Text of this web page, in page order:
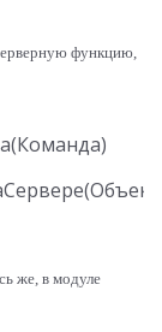
функцию,
же, в модуле